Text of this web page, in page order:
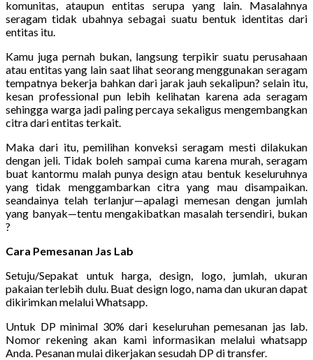
komunitas, ataupun entitas serupa yang lain. Masalahnya
seragam tidak ubahnya sebagai suatu bentuk identitas dari
entitas itu.
Kamu juga pernah bukan, langsung terpikir suatu perusahaan
atau entitas yang lain saat lihat seorang menggunakan seragam
tempatnya bekerja bahkan dari jarak jauh sekalipun? selain itu,
kesan professional pun lebih kelihatan karena ada seragam
sehingga warga jadi paling percaya sekaligus mengembangkan
citra dari entitas terkait.
Maka dari itu, pemilihan konveksi seragam mesti dilakukan
dengan jeli. Tidak boleh sampai cuma karena murah, seragam
buat kantormu malah punya design atau bentuk keseluruhnya
yang tidak menggambarkan citra yang mau disampaikan.
seandainya telah terlanjur—apalagi memesan dengan jumlah
yang banyak—tentu mengakibatkan masalah tersendiri, bukan
?
Cara Pemesanan Jas Lab
Setuju/Sepakat untuk harga, design, logo, jumlah, ukuran
pakaian terlebih dulu. Buat design logo, nama dan ukuran dapat
dikirimkan melalui Whatsapp.
Untuk DP minimal 30% dari keseluruhan pemesanan jas lab.
Nomor rekening akan kami informasikan melalui whatsapp
Anda. Pesanan mulai dikerjakan sesudah DP di transfer.